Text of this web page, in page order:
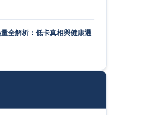
全解析：低卡真相與健康選